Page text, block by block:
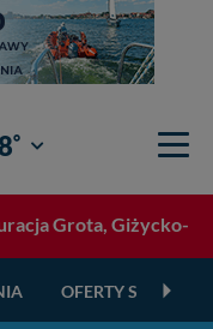
° Giżycko
Grota, Giżycko-
OFERTY